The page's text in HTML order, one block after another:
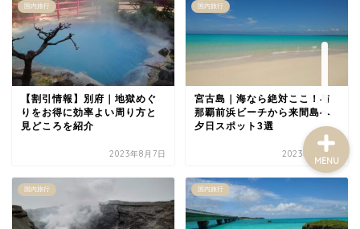
国内旅行
【割引情報】別府｜地獄めぐ
りをお得に効率よい周り方と
見どころを紹介
2023年8月7日
国内旅行
宮古島｜海なら絶対ここ！与
那覇前浜ビーチから来間島へ
夕日スポット3選
2023年7月2日
国内旅行 国内旅行
MENU